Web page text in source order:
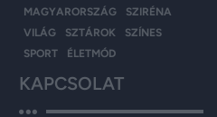
MAGYARORSZÁG
SZIRÉNA
VILÁG
SZTÁROK
SZÍNES
SPORT
ÉLETMÓD
KAPCSOLAT